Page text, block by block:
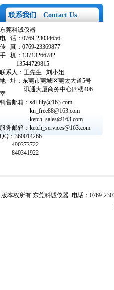
联系我们 Contact Us
东莞科诚仪器
电
话： 0769-23034656
传
真： 0769-23369877
手
机： 13713266782
13544729815
联系人： 王先生 刘 小姐
地
址：东莞市莞城区莞太大道5号
讯通大厦商务中心四楼406
室
销售邮箱： sdl-lily@163.com
kn_free88@163.com
ketch_sales@163.com
服务邮箱： ketch_ services@163.com
QQ ： 360014266
490373722
840341922
版本权所有 东莞科诚仪器 电话：0769-